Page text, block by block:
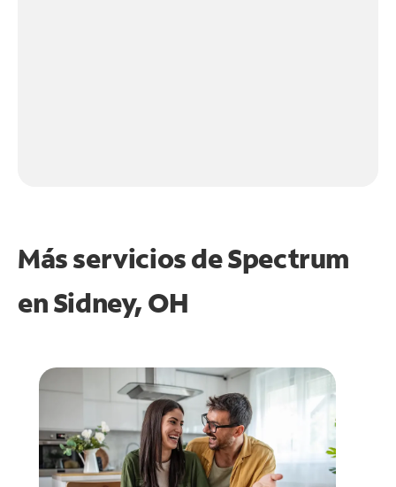
Más servicios de Spectrum
enSidney, OH